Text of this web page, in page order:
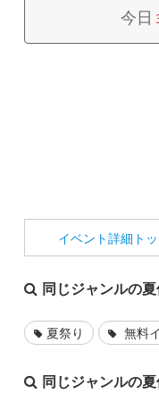
今日
イベント詳細 ト
同じジャンルの
夏祭り 無料
同じジャンルの夏